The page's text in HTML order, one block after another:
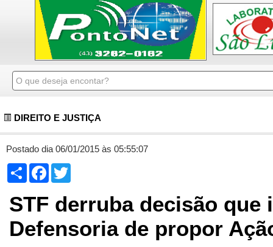
DIREITO E JUSTIÇA
Postado dia 06/01/2015 às 05:55:07
Compartilhar
Facebook
STF derruba decisão que
Defensoria de propor